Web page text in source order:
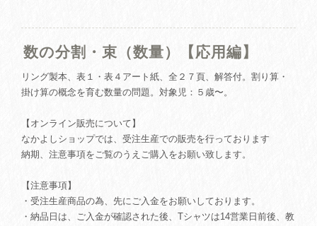
数の分割・束（数量）【応用編】
リング製本、表１・表４アート紙、全２７頁、解答付。割り算・
掛け算の概念を育む数量の問題。対象児：５歳〜。
【オンライン販売について】
なかよしショップでは、受注生産での販売を行っております
納期、注意事項をご覧のうえご購入をお願い致します。
【注意事項】
・受注生産商品の為、先にご入金をお願いしております。
・納品日は、ご入金が確認された後、Tシャツは14営業日前後、教